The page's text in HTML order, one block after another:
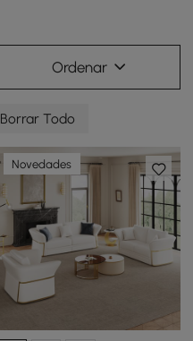
Ordenar
Borrar Todo
Novedades